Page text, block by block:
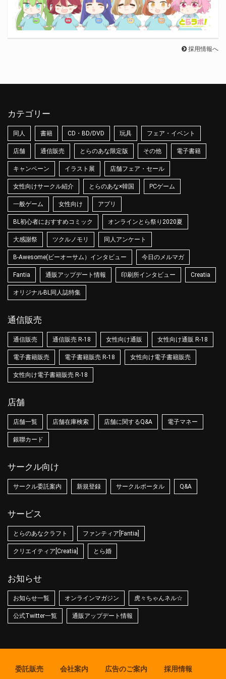
採用情報へ
カテゴリー
同人 書籍 CD・BD/DVD 玩具 フェア・イベント
店舗 通信販売 とらのあな限定版 その他 電子書籍
キャンペーン イラスト展 店舗フェア・セール
女性向けサークル紹介 とらのあな×韓国 PCゲーム
一般ゲーム 女性向け アプリ
BL初心者におすすめコミック オンラインとら祭り2020夏
大感謝祭 ツクルノモリ 同人アンケート
B-Awesome(ビーオーサム）インタビュー 今日のメルマガ
Fantia 通販アップデート情報 印刷所インタビュー Creatia
オリジナルBL同人誌特集
通信販売
通信販売 通信販売 R-18 女性向け通販 女性向け通販 R-18
電子書籍販売 電子書籍販売 R-18 女性向け電子書籍販売
女性向け電子書籍販売 R-18
店舗
店舗一覧 店舗在庫検索 店舗に関するQ&A 電子マネー
銀聯カード
サークル向け
サークル委託案内 新規登録 サークルポータル Q&A
サービス
とらのあなクラフト ファンティア[Fantia]
クリエイティア[Creatia] とら婚
お知らせ
お知らせ一覧 オンラインマガジン 虎々ちゃんネル☆
公式Twitter一覧 通販アップデート情報
委託販売 会社案内 広告のご案内 採用情報